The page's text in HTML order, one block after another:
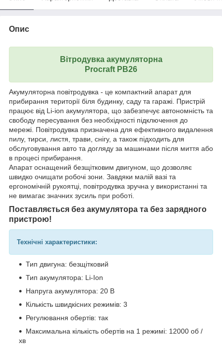
Опис
Вітродувка акумуляторна
Procraft PB26
Акумуляторна повітродувка - це компактний апарат для
прибирання території біля будинку, саду та гаражі. Пристрій
працює від Li-ion акумулятора, що забезпечує автономність та
свободу пересування без необхідності підключення до
мережі. Повітродувка призначена для ефективного видалення
пилу, тирси, листя, трави, снігу, а також підходить для
обслуговування авто та догляду за машинами після миття або
в процесі прибирання.
Апарат оснащений безщітковим двигуном, що дозволяє
швидко очищати робочі зони. Завдяки малій вазі та
ергономічній рукоятці, повітродувка зручна у використанні та
не вимагає значних зусиль при роботі.
Поставляється без акумулятора та без зарядного
пристрою!
Технічні характеристики:
Тип двигуна: безщітковий
Тип акумулятора: Li-Ion
Напруга акумулятора: 20 В
Кількість швидкісних режимів: 3
Регулювання обертів: так
Максимальна кількість обертів на 1 режимі: 12000 об /
хв